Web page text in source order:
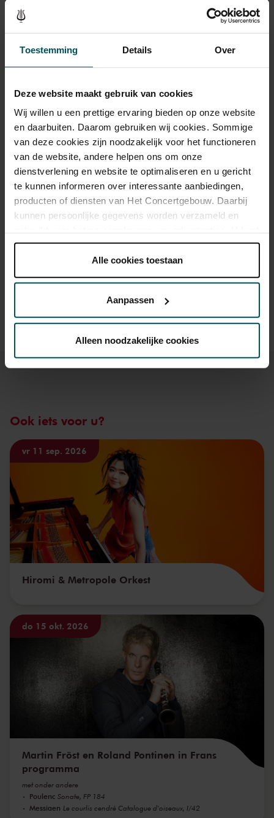
Toestemming Details Over
Deze website maakt gebruik van cookies
Wij willen u een prettige ervaring bieden op onze website
en daarbuiten. Daarom gebruiken wij cookies. Sommige
van deze cookies zijn noodzakelijk voor het functioneren
van de website, andere helpen ons om onze
dienstverlening en website te optimaliseren en u gericht
te kunnen informeren over interessante aanbiedingen,
producten of diensten van Het Concertgebouw. Daarbij
kunnen persoonlijke gegevens worden verzameld en
onder 'aanpassen' zelf welke cookies wij mogen
Lees onze cookieverklaring hier. Lees onze
Via decookieverklaringop onze website kunt u uw
Alle cookies toestaan
Aanpassen
Alleen noodzakelijke cookies
Als deelnemer van de VriendenLoterij bestelt u voor dit concert
kaarten met 50% korting.Meer informatie.
Drankjes zijn niet bij de prijs inbegrepen. Ben je jonger dan
30 jaar? Eventuele sprintkaarten zijn 4 uur van tevoren via de
sprintkaarten
u rolstoelplaatsen bestellen? Mail naar
kassa@concertgebouw.nl of bel de Concertgebouwlijn op
Ook iets voor u?
vr 11 sep. 2026
Hiromi & Metropole Orkest
do 15 okt. 2026
Martin Fröst en Roland Pontinen in Frans
programma
met onder andere
Poulenc Sonate, FP 184
Messiaen Le courlis cendré Catalogue d'oiseaux, I/42